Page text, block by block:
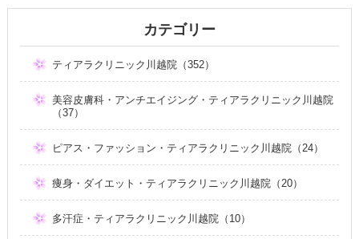
カテゴリー
ティアラクリニック川越院（352）
美容皮膚科・アンチエイジング・ティアラクリニック川越院
（37）
ピアス・ファッション・ティアラクリニック川越院（24）
痩身・ダイエット・ティアラクリニック川越院（20）
多汗症・ティアラクリニック川越院（10）